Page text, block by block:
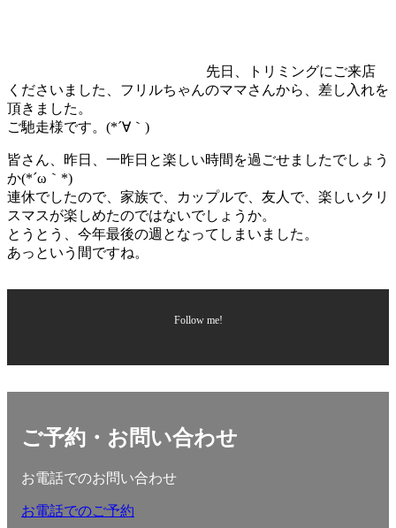
先日、トリミングにご来店
くださいました、フリルちゃんのママさんから、差し入れを
頂きました。
ご馳走様です。(*´∀｀)
皆さん、昨日、一昨日と楽しい時間を過ごせましたでしょう
か(*´ω｀*)
連休でしたので、家族で、カップルで、友人で、楽しいクリ
スマスが楽しめたのではないでしょうか。
とうとう、今年最後の週となってしまいました。
あっという間ですね。
Follow me!
ご予約・お問い合わせ
お電話でのお問い合わせ
お電話でのご予約